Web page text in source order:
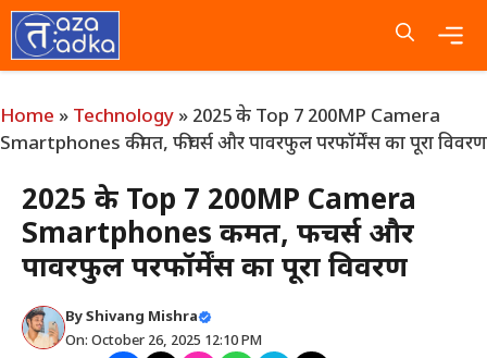
Skip
to
content
Home » Technology » 2025 के Top 7 200MP Camera
Smartphones कीमत, फीचर्स और पावरफुल परफॉर्मेंस का पूरा विवरण
2025 के Top 7 200MP Camera
Smartphones कीमत, फीचर्स और
पावरफुल परफॉर्मेंस का पूरा विवरण
ByShivang Mishra
On: October 26, 2025 12:10 PM